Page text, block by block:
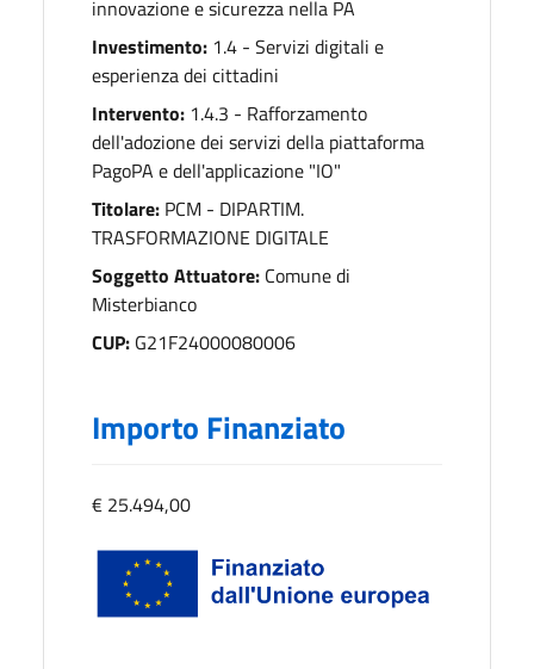
innovazione e sicurezza nella PA
Investimento: 1.4 - Servizi digitali e
esperienza dei cittadini
Intervento: 1.4.3 - Rafforzamento
dell'adozione dei servizi della piattaforma
PagoPA e dell'applicazione "IO"
Titolare: PCM - DIPARTIM.
TRASFORMAZIONE DIGITALE
Soggetto Attuatore: Comune di
Misterbianco
CUP: G21F24000080006
Importo Finanziato
€ 25.494,00